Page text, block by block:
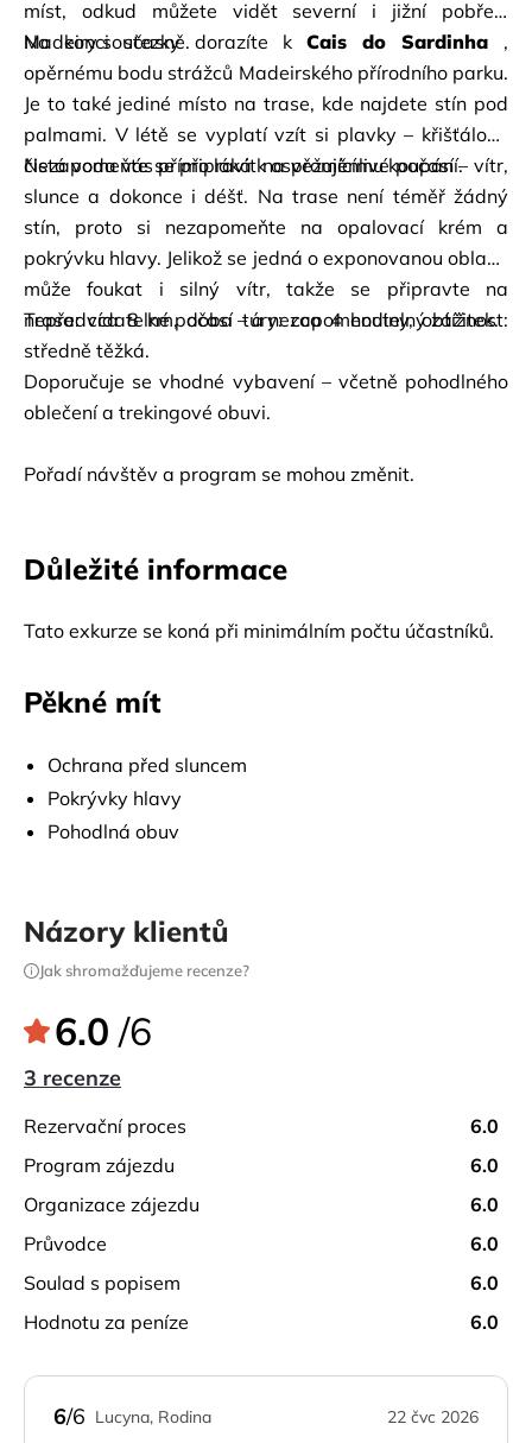
míst, odkud můžete vidět severní i jižní pobřeží
Madeiry současně.
Na konci stezky dorazíte k Cais do Sardinha
,
opěrnému bodu strážců Madeirského přírodního parku.
Je to také jediné místo na trase, kde najdete stín pod
palmami. V létě se vyplatí vzít si plavky – křišťálově
čistá voda vás přímo láká k osvěžujícímu koupání.
Nezapomeňte se připravit na proměnlivé počasí – vítr,
slunce a dokonce i déšť. Na trase není téměř žádný
stín, proto si nezapomeňte na opalovací krém a
pokrývku hlavy. Jelikož se jedná o exponovanou oblast,
může foukat i silný vítr, takže se připravte na
nepředvídatelné počasí – a nezapomenutelný zážitek.
Trasa: cca 8 km, doba túry: cca 4 hodiny, obtížnost:
středně těžká.
Doporučuje se vhodné vybavení – včetně pohodlného
oblečení a trekingové obuvi.
Pořadí návštěv a program se mohou změnit.
Důležité informace
Tato exkurze se koná při minimálním počtu účastníků.
Pěkné mít
Ochrana před sluncem
Pokrývky hlavy
Pohodlná obuv
Názory klientů
Jak shromažďujeme recenze?
6.0 /6
3 recenze
rezervační proces
6.0
program zájezdu
6.0
organizace zájezdu
6.0
průvodce
6.0
soulad s popisem
6.0
hodnotu za peníze
6.0
6/6 Lucyna, Rodina 22 čvc 2026